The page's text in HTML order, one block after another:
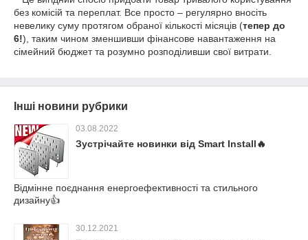
без комісій та переплат. Все просто – регулярно вносіть
невелику суму протягом обраної кількості місяців (тепер до
6!), таким чином зменшивши фінансове навантаження на
сімейний бюджет та розумно розподіливши свої витрати.
Інші новини рубрики
03.08.2022
Зустрічайте новинки від Smart Install🔥
Відмінне поєднання енергоефективності та стильного
дизайну👍
30.12.2021